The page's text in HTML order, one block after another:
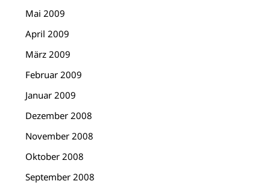
Mai 2009
April 2009
März 2009
Februar 2009
Januar 2009
Dezember 2008
November 2008
Oktober 2008
September 2008